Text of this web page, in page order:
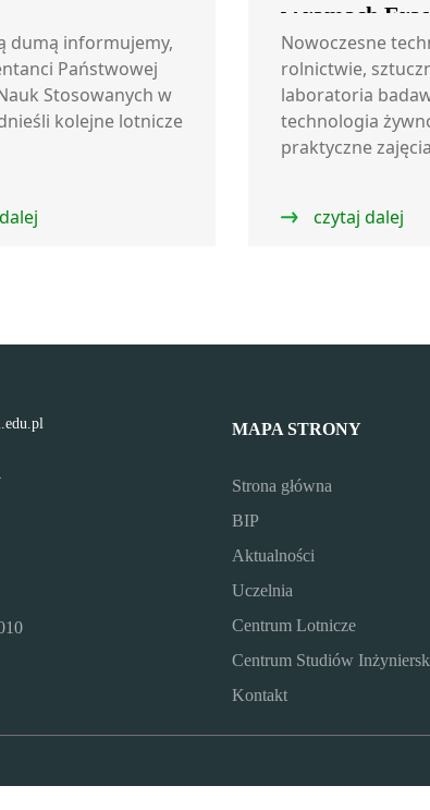
dumą informujemy,
Państwowej
Stosowanych w
kolejne lotnicze
w ramach
Nowoczesne
rolnictwie,
laboratoria
technologia
praktyczne
czytaj dalej
MAPA STRONY
Strona główna
BIP
Aktualności
Uczelnia
Centrum Lotnicze
Centrum Studiów
Kontakt